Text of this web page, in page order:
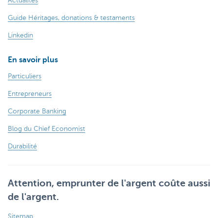
Guide Héritages, donations & testaments
Linkedin
En savoir plus
Particuliers
Entrepreneurs
Corporate Banking
Blog du Chief Economist
Durabilité
Attention, emprunter de l'argent coûte aussi
de l'argent.
Sitemap